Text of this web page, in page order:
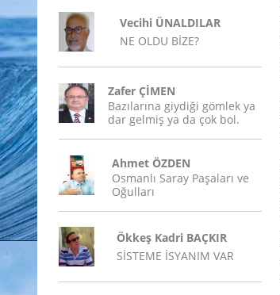
Vecihi ÜNALDILAR
NE OLDU BİZE?
Zafer ÇİMEN
Bazılarına giydiği gömlek ya
dar gelmiş ya da çok bol.
Ahmet ÖZDEN
Osmanlı Saray Paşaları ve
Oğulları
Ökkeş Kadri BAÇKIR
SİSTEME İSYANIM VAR